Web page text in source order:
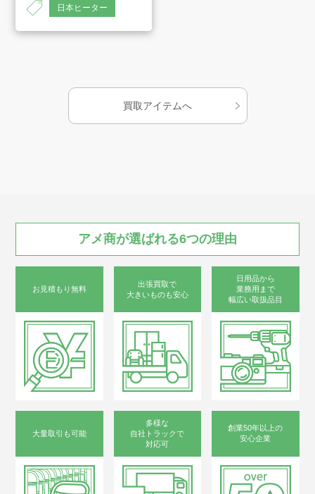
販売のご案内
お知らせ
プライバシーポリシー
古物営業法に基づく表示
サイトマップ
・重量：24.5kg
・容量：4.5L
日本ヒーター
買取アイテムへ
アメ商が選ばれる6つの理由
お見積もり無料
出張買取で
大きいものも安心
日用品から
業務用まで
幅広い取扱品目
大量取引も可能
多様な
自社トラックで
対応可
創業50年以上の
安心企業